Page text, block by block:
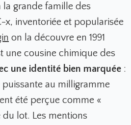
la grande famille des
x, inventoriée et popularisée
on la découvre en 1991
une cousine chimique des
une identité bien marquée :
au milligramme
été perçue comme «
lot. Les mentions